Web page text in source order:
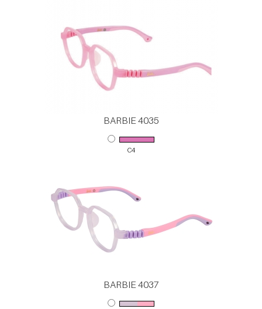
BARBIE 4035
C4
BARBIE 4037